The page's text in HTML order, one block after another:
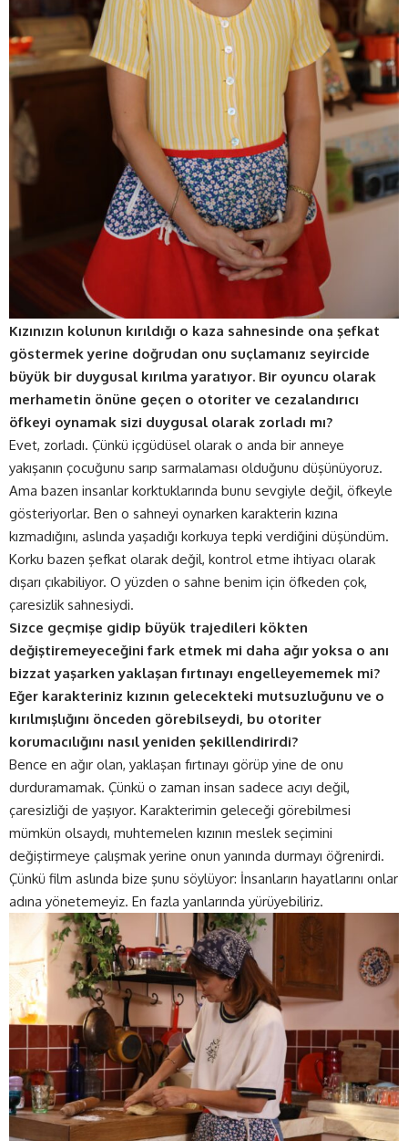
Kızınızın kolunun kırıldığı o kaza sahnesinde ona şefkat
göstermek yerine doğrudan onu suçlamanız seyircide
büyük bir duygusal kırılma yaratıyor. Bir oyuncu olarak
merhametin önüne geçen o otoriter ve cezalandırıcı
öfkeyi oynamak sizi duygusal olarak zorladı mı?
Evet, zorladı. Çünkü içgüdüsel olarak o anda bir anneye
yakışanın çocuğunu sarıp sarmalaması olduğunu düşünüyoruz.
Ama bazen insanlar korktuklarında bunu sevgiyle değil, öfkeyle
gösteriyorlar. Ben o sahneyi oynarken karakterin kızına
kızmadığını, aslında yaşadığı korkuya tepki verdiğini düşündüm.
Korku bazen şefkat olarak değil, kontrol etme ihtiyacı olarak
dışarı çıkabiliyor. O yüzden o sahne benim için öfkeden çok,
çaresizlik sahnesiydi.
Sizce geçmişe gidip büyük trajedileri kökten
değiştiremeyeceğini fark etmek mi daha ağır yoksa o anı
bizzat yaşarken yaklaşan fırtınayı engelleyememek mi?
Eğer karakteriniz kızının gelecekteki mutsuzluğunu ve o
kırılmışlığını önceden görebilseydi, bu otoriter
korumacılığını nasıl yeniden şekillendirirdi?
Bence en ağır olan, yaklaşan fırtınayı görüp yine de onu
durduramamak. Çünkü o zaman insan sadece acıyı değil,
çaresizliği de yaşıyor. Karakterimin geleceği görebilmesi
mümkün olsaydı, muhtemelen kızının meslek seçimini
değiştirmeye çalışmak yerine onun yanında durmayı öğrenirdi.
Çünkü film aslında bize şunu söylüyor: İnsanların hayatlarını onlar
adına yönetemeyiz. En fazla yanlarında yürüyebiliriz.